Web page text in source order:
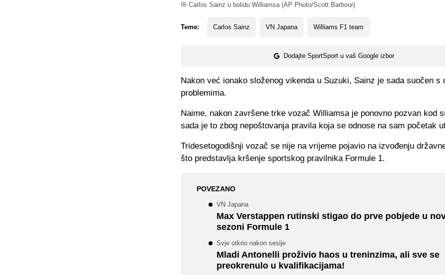
Carlos Sainz u bolidu Williamsa (AP Photo/Scott Barbour)
Teme: Carlos Sainz VN Japana Williams F1 team
Dodajte SportSport u vaš Google izbor
Nakon već ionako složenog vikenda u Suzuki, Sainz je sada suočen s
problemima.
Naime, nakon završene trke vozač Williamsa je ponovno pozvan kod
sada je to zbog nepoštovanja pravila koja se odnose na sam početak
Tridesetogodišnji vozač se nije na vrijeme pojavio na izvođenju
što predstavlja kršenje sportskog pravilnika Formule 1.
POVEZANO
VN Japana
Max Verstappen rutinski stigao do prve pobjede u
sezoni Formule 1
Svje otkrio nakon sesije
Mladi Antonelli proživio haos u treninzima, ali sve se
preokrenulo u kvalifikacijama!